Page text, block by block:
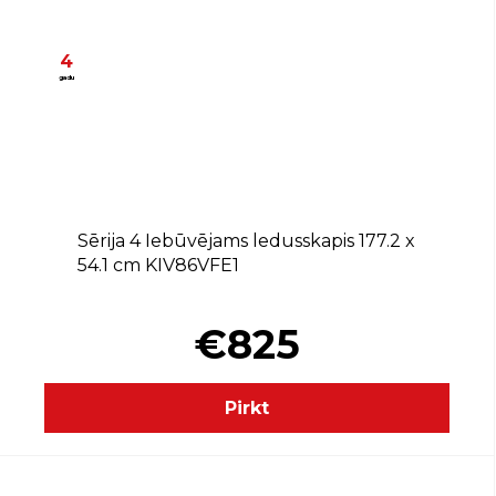
4
gadu
Sērija 4 Iebūvējams ledusskapis 177.2 x
54.1 cm KIV86VFE1
€825
Pirkt